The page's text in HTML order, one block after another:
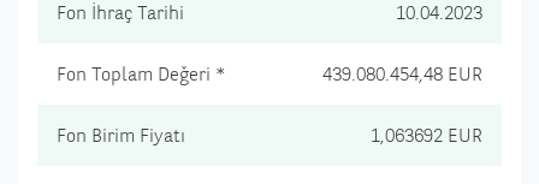
Fon İhraç Tarihi 10.04.2023
Fon Toplam Değeri * 439.080.454,48 EUR
Fon Birim Fiyatı 1,063692 EUR